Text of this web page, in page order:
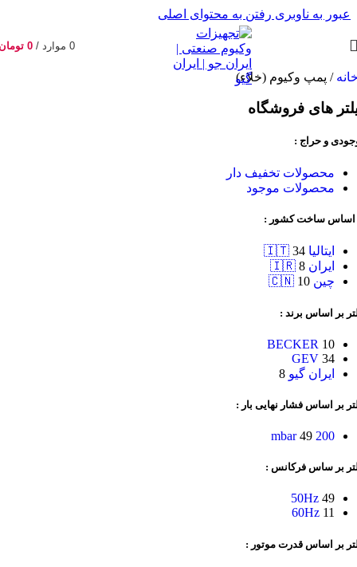
عبور به ناوبری رفتن به محتوای اصلی
0 موارد /
0
/ پمپ وکیوم (خلاء)
های فروشگاه
و حراج :
محصولات تخفیف دار
محصولات موجود
اساس ساخت کشور :
ایتالیا 🇮🇹 34
ایران 🇮🇷 8
چین 🇨🇳 10
بر اساس برند :
BECKER 10
GEV 34
ایران گیو 8
بر اساس فشار نهایی بار :
200 mbar
49
بر ساس فرکانس :
50Hz 49
60Hz 11
بر اساس قدرت موتور :